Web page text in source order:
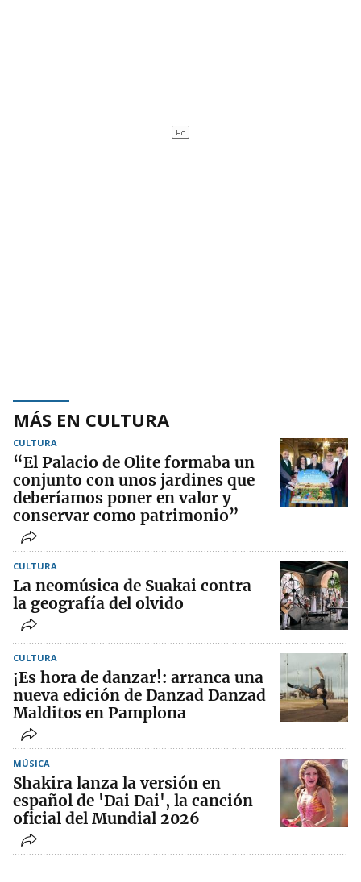
MÁS EN CULTURA
CULTURA
“El Palacio de Olite formaba un
conjunto con unos jardines que
deberíamos poner en valor y
conservar como patrimonio”
CULTURA
La neomúsica de Suakai contra
la geografía del olvido
CULTURA
¡Es hora de danzar!: arranca una
nueva edición de Danzad Danzad
Malditos en Pamplona
MÚSICA
Shakira lanza la versión en
español de 'Dai Dai', la canción
oficial del Mundial 2026